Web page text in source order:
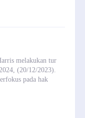
melakukan tur
(20/12/2023).
pada hak